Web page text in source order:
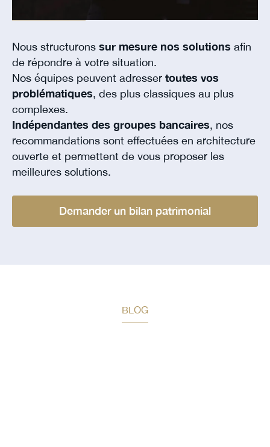
Nous structurons sur mesure nos solutions afin
de répondre à votre situation.
Nos équipes peuvent adresser toutes vos
problématiques, des plus classiques au plus
complexes.
Indépendantes des groupes bancaires, nos
recommandations sont effectuées en architecture
ouverte et permettent de vous proposer les
meilleures solutions.
Demander un bilan patrimonial
BLOG